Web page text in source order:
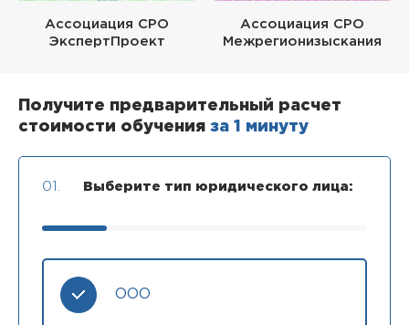
Ассоциация СРО
ЭкспертПроект
Ассоциация СРО
Межрегионизыскания
Получите предварительный расчет
стоимости обучения за 1 минуту
01. Выберите тип юридического лица:
ООО